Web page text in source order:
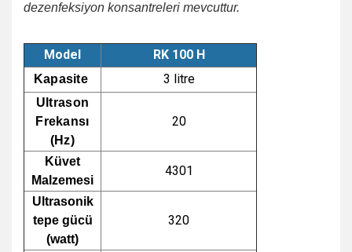
dezenfeksiyon konsantreleri mevcuttur.
Model RK 100 H
Kapasite 3 litre
Ultrason
Frekansı
(Hz)
20
Küvet
Malzemesi
4301
Ultrasonik
tepe gücü
(watt)
320